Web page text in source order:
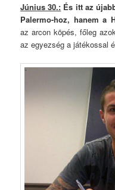
Június 30.: És itt az
Palermo-hoz, hanem a
az arcon köpés, főleg
az egyezség a játékossal